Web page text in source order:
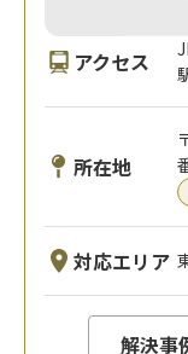
アクセス
所在地
対応エリア
解決事